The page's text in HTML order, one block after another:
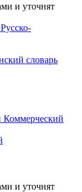
и уточнят
словарь
и уточнят